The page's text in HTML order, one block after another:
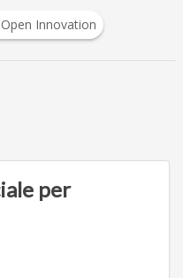
Open Innovation
per